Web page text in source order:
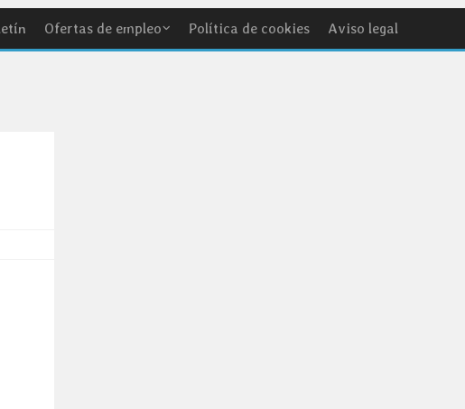
Ofertas de empleo Política de cookies Aviso legal